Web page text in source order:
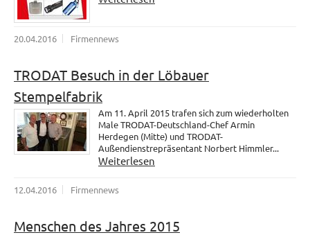
20.04.2016 Firmennews
TRODAT Besuch in der Löbauer
Stempelfabrik
Am 11. April 2015 trafen sich zum wiederholten
Male TRODAT-Deutschland-Chef Armin
Herdegen (Mitte) und TRODAT-
Außendienstrepräsentant Norbert Himmler...
Weiterlesen
12.04.2016 Firmennews
Menschen des Jahres 2015